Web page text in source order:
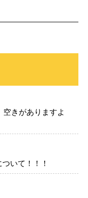
空きがありますよ
いて！！！